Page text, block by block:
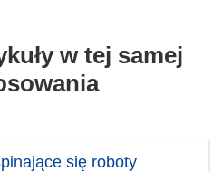
w tej samej
się roboty